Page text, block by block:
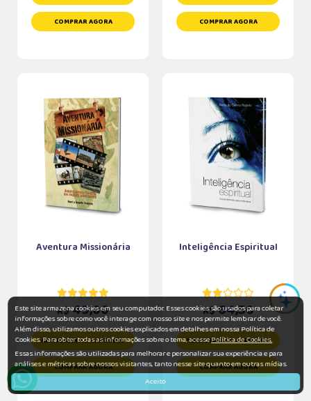
COMPRAR AGORA COMPRAR AGORA
Aventura Missionária
R$49,00
ADICIONAR AO CARRINHO
COMPRAR AGORA
Inteligência Espiritual
R$64,50
ADICIONAR AO CARRINHO
COMPRAR AGORA
Este site armazena cookies em seu computador. Esses cookies são usados para coletar
informações sobre como você interage com nosso site e nos permite lembrar de você.
Além disso, utilizamos outros cookies explicados em detalhes em nossa Política de
Cookies. Para obter todas as informações sobre o tema, acessePolítica de Cookies.
Essas informações são utilizadas para melhorar e personalizar sua experiência e para
análises e métricas sobre nossos visitantes, tanto nesse site quanto em outras mídias.
Aceito